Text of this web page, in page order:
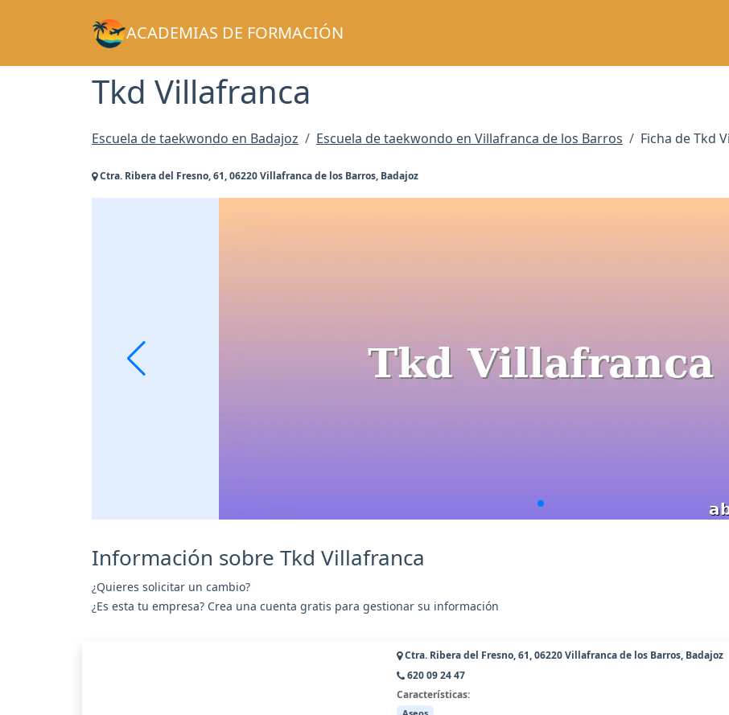
ACADEMIAS DE FORMACIÓN
Tkd Villafranca
Escuela de taekwondo en Badajoz Escuela de taekwondo en Villafranca de los Barros Ficha de Tkd
Ctra. Ribera del Fresno, 61, 06220 Villafranca de los Barros, Badajoz
Información sobre Tkd Villafranca
¿Quieres solicitar un cambio?
¿Es esta tu empresa? Crea una cuenta gratis para gestionar su información
Ctra. Ribera del Fresno, 61, 06220 Villafranca de los Barros, Badajoz
620 09 24 47
Características: